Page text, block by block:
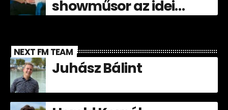
showműsor az idei
NEXT FM TEAM
Juhász Bálint